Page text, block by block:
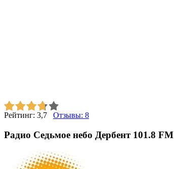
Рейтинг: 3,7 Отзывы: 8
Радио Седьмое небо Дербент 101.8 FM